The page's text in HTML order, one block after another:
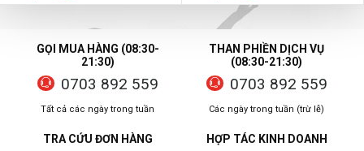
GỌI MUA HÀNG (08:30-
21:30)
0703 892 559
Tất cả các ngày trong tuần
THAN PHIỀN DỊCH VỤ
(08:30-21:30)
0703 892 559
Các ngày trong tuần (trừ lễ)
TRA CỨU ĐƠN HÀNG HỢP TÁC KINH DOANH